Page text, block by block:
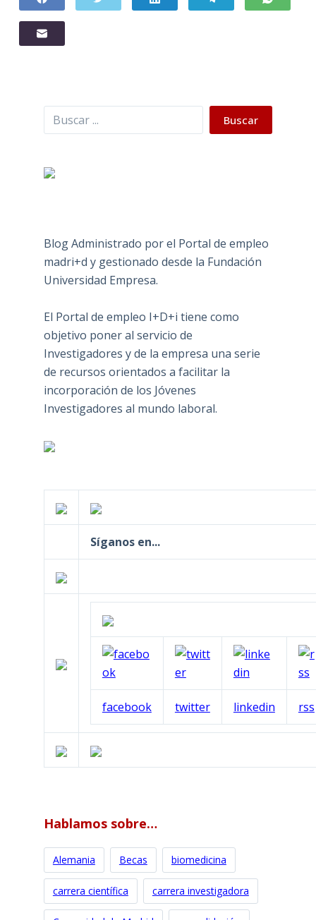
Buscar Buscar
Blog Administrado por el Portal de empleo
madri+d y gestionado desde la Fundación
Universidad Empresa.
El Portal de empleo I+D+i tiene como
objetivo poner al servicio de
Investigadores y de la empresa una serie
de recursos orientados a facilitar la
incorporación de los Jóvenes
Investigadores al mundo laboral.
Síganos en...
facebook twitter linkedin rss
Hablamos sobre…
Alemania Becas biomedicina
carrera científica carrera investigadora